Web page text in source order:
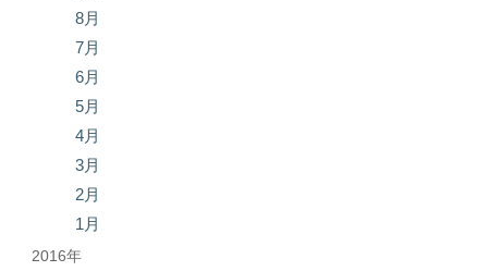
8月
7月
6月
5月
4月
3月
2月
1月
2016年